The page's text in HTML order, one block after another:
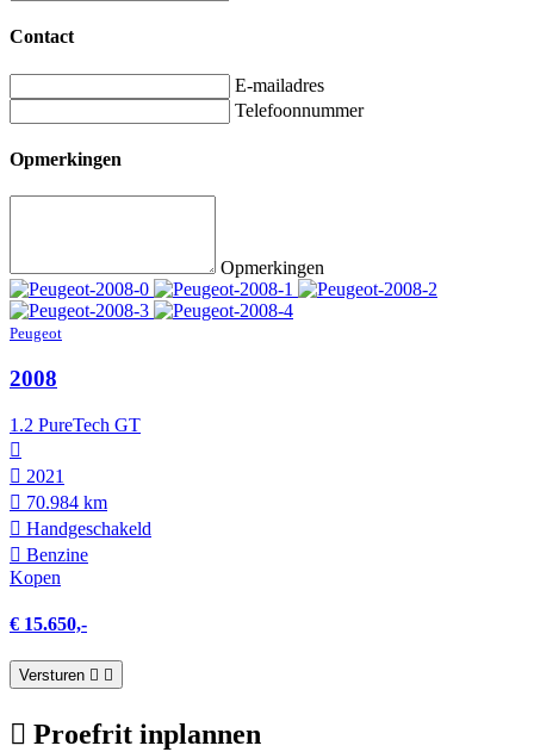
Contact
E-mailadres
Telefoonnummer
Opmerkingen
Opmerkingen
Peugeot
2008
1.2 PureTech GT
2021
70.984 km
Hand­geschakeld
Benzine
Kopen
€ 15.650,-
Versturen
Proefrit inplannen